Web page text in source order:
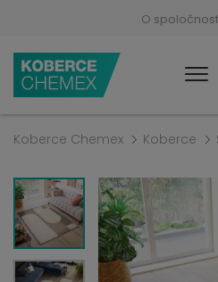
O
Koberce Chemex Koberce